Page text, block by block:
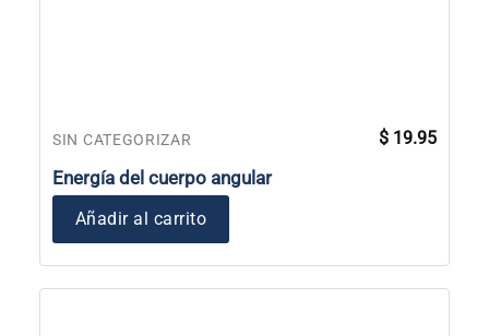
SIN CATEGORIZAR
Energía del cuerpo angular
$ 19.95
Añadir al carrito